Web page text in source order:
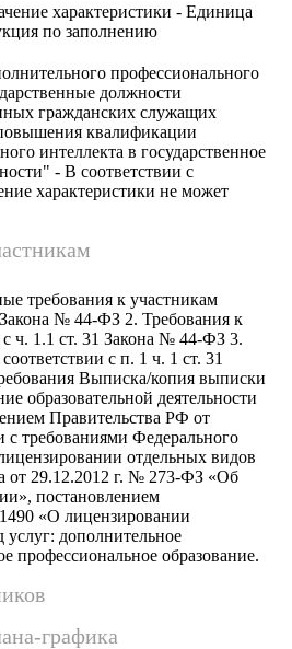
характеристики - Единица
по заполнению
профессионального
должности
гражданских служащих
квалификации
интеллекта в государственное
- В соответствии с
характеристики не может
требования к участникам
Закона № 44-ФЗ 2. Требования к
с ч. 1.1 ст. 31 Закона № 44-ФЗ 3.
с п. 1 ч. 1 ст. 31
Выписка/копия выписки
образовательной деятельности
Правительства РФ от
с требованиями Федерального
отдельных видов
от 29.12.2012 г. № 273-ФЗ «Об
постановлением
«О лицензировании
услуг: дополнительное
профессиональное образование.
графика